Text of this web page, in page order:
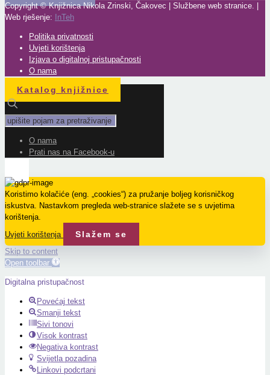
Copyright © Knjižnica Nikola Zrinski, Čakovec | Službene web stranice. |
Web rješenje: InTeh
Politika privatnosti
Uvjeti korištenja
Izjava o digitalnoj pristupačnosti
O nama
Katalog knjižnice
O nama
Prati nas na Facebook-u
Koristimo kolačiće (eng. „cookies“) za pružanje boljeg korisničkog
iskustva. Nastavkom pregleda web-stranice slažete se s uvjetima
korištenja.
Uvjeti korištenja
Slažem se
Skip to content
Open toolbar
Digitalna pristupačnost
Povećaj tekst
Smanji tekst
Sivi tonovi
Visok kontrast
Negativa kontrast
Svijetla pozadina
Linkovi podcrtani